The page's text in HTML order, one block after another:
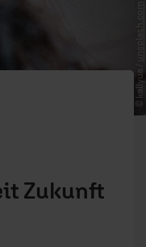
© kallyua /
unsplash.com
Zukunft